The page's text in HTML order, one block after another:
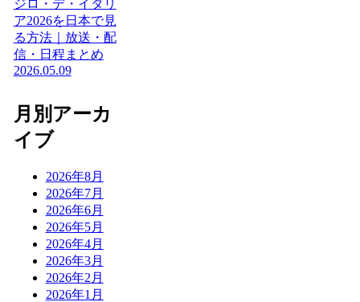
ジロ・デ・イタリ
ア2026を日本で見
る方法｜放送・配
信・日程まとめ
2026.05.09
月別アーカ
イブ
2026年8月
2026年7月
2026年6月
2026年5月
2026年4月
2026年3月
2026年2月
2026年1月